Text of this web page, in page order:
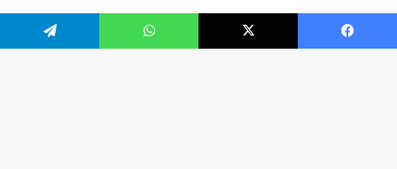
فيسبوك ‫X واتساب تيلقرام